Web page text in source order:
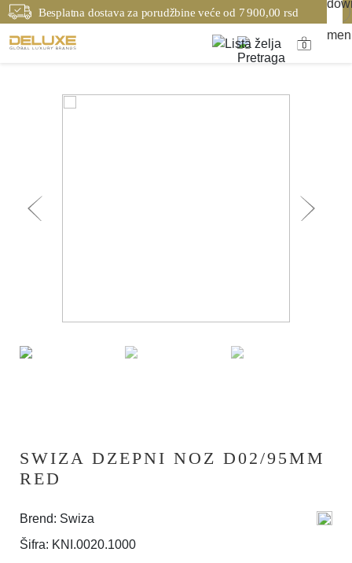
Besplatna dostava za porudžbine veće od 7 900,00 rsd
SWIZA DZEPNI NOZ D02/95MM
RED
Brend: Swiza
Šifra: KNI.0020.1000